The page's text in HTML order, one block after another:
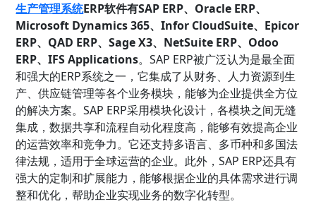
生产管理系统ERP软件有SAP ERP、Oracle ERP、
Microsoft Dynamics 365、Infor CloudSuite、Epicor
ERP、QAD ERP、Sage X3、NetSuite ERP、Odoo
ERP、IFS Applications。SAP ERP被广泛认为是最全面
和强大的ERP系统之一，它集成了从财务、人力资源到生
产、供应链管理等各个业务模块，能够为企业提供全方位
的解决方案。SAP ERP采用模块化设计，各模块之间无缝
集成，数据共享和流程自动化程度高，能够有效提高企业
的运营效率和竞争力。它还支持多语言、多币种和多国法
律法规，适用于全球运营的企业。此外，SAP ERP还具有
强大的定制和扩展能力，能够根据企业的具体需求进行调
整和优化，帮助企业实现业务的数字化转型。